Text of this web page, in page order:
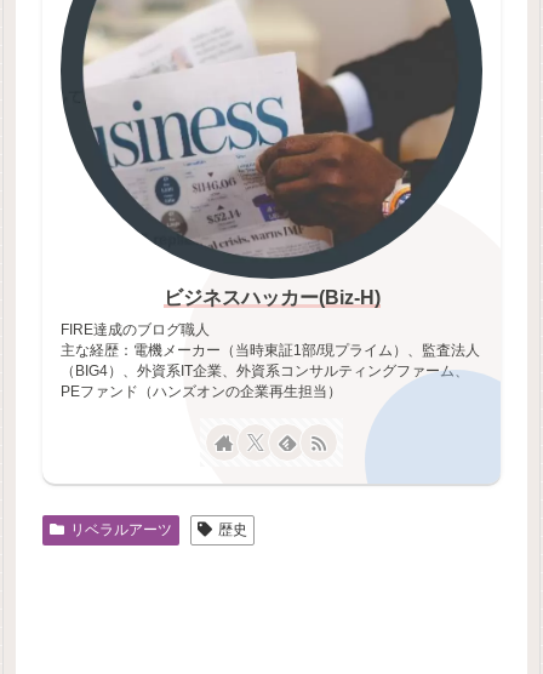
ビジネスハッカー(Biz-H)
FIRE達成のブログ職人
主な経歴：電機メーカー（当時東証1部/現プライム）、監査法人
（BIG4）、外資系IT企業、外資系コンサルティングファーム、
PEファンド（ハンズオンの企業再生担当）
リベラルアーツ 歴史